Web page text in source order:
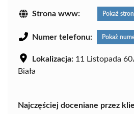
Strona www: Pokaż
Numer telefonu: Pokaż
Lokalizacja: 11 Listopada
Biała
Najczęściej doceniane przez